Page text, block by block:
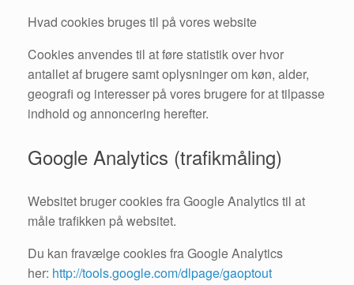
Hvad cookies bruges til på vores website
Cookies anvendes til at føre statistik over hvor
antallet af brugere samt oplysninger om køn, alder,
geografi og interesser på vores brugere for at tilpasse
indhold og annoncering herefter.
Google Analytics (trafikmåling)
Websitet bruger cookies fra Google Analytics til at
måle trafikken på websitet.
Du kan fravælge cookies fra Google Analytics
her: http://tools.google.com/dlpage/gaoptout